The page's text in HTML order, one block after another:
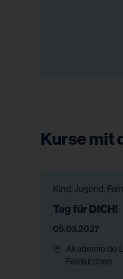
Kurse mit
Tag für DICH!
05.03.2027
Akademie de
Feldkirchen